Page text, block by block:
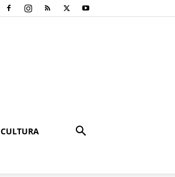
CULTURA